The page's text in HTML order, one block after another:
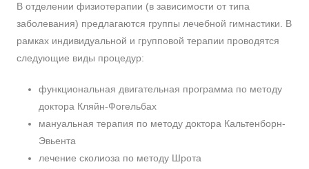
В отделении физиотерапии (в зависимости от типа
заболевания) предлагаются группы лечебной гимнастики. В
рамках индивидуальной и групповой терапии проводятся
следующие виды процедур:
функциональная двигательная программа по методу
доктора Кляйн-Фогельбах
мануальная терапия по методу доктора Кальтенборн-
Эвьента
лечение сколиоза по методу Шрота